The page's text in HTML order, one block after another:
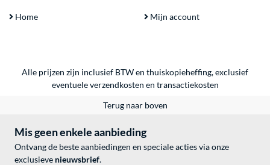
Home Mijn account
Alle prijzen zijn inclusief BTW en thuiskopieheffing, exclusief
eventueleverzendkosten en transactiekosten
Terug naar boven
Mis geen enkele aanbieding
Ontvang de beste aanbiedingen en speciale acties via onze
exclusieve nieuwsbrief.